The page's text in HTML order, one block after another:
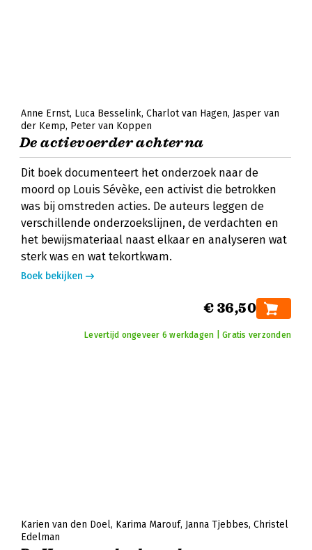
Anne Ernst Luca Besselink Charlot van Hagen Jasper van
der Kemp Peter van Koppen
De actievoerder achterna
Dit boek documenteert het onderzoek naar de
moord op Louis Sévèke, een activist die betrokken
was bij omstreden acties. De auteurs leggen de
verschillende onderzoekslijnen, de verdachten en
het bewijsmateriaal naast elkaar en analyseren wat
sterk was en wat tekortkwam.
Boek bekijken
€ 36,50
Levertijd ongeveer 6 werkdagen | Gratis verzonden
Karien van den Doel Karima Marouf Janna Tjebbes Christel
Edelman